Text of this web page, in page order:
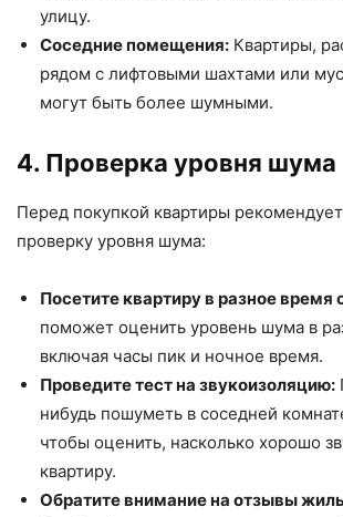
улицу.
Соседние помещения: Квартиры,
рядом с лифтовыми шахтами или
могут быть более шумными.
4. Проверка уровня шума
Перед покупкой квартиры
проверку уровня шума:
Посетите квартиру в разное время
поможет оценить уровень шума в
включая часы пик и ночное время.
Проведите тест на звукоизоляцию:
нибудь пошуметь в соседней
чтобы оценить, насколько хорошо
квартиру.
Обратите внимание на отзывы